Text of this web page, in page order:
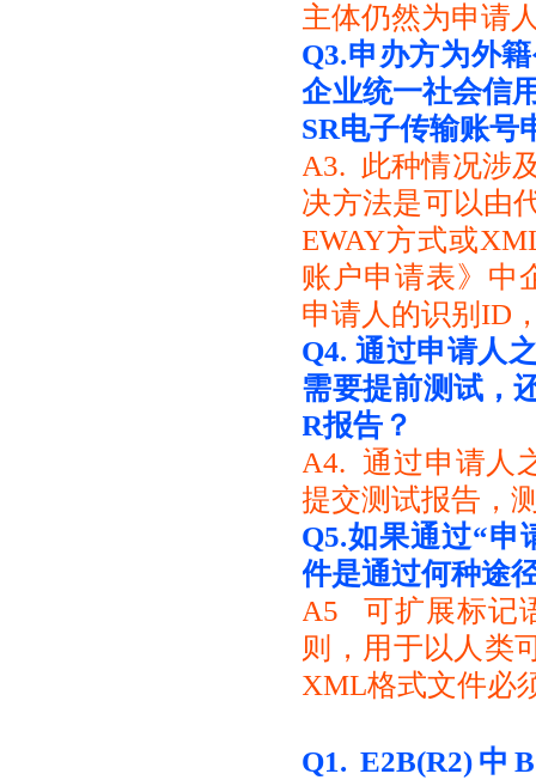
主体仍然为申请
Q3.申办方为外
企业统一社会信
SR电子传输账号
A3. 此种情况涉
决方法是可以由
EWAY方式或
账户申请表》中
申请人的识别ID
Q4.通过申请人
需要提前测试，
R报告？
A4. 通过申请人
提交测试报告，
Q5.如果通过“申
件是通过何种途
A5 可扩展标记
则，用于以人类
XML格式文件必
Q1. E2B(R2)中